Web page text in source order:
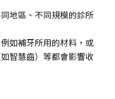
地區、不同規模的診所
如補牙所用的材料，或
智慧齒）等都會影響收